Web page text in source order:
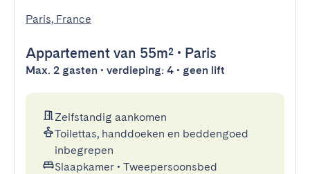
Paris, France
Appartement van 55m² • Paris
Max. 2 gasten • verdieping: 4 • geen lift
Zelfstandig aankomen
Toilettas, handdoeken en beddengoed
inbegrepen
Slaapkamer • Tweepersoonsbed